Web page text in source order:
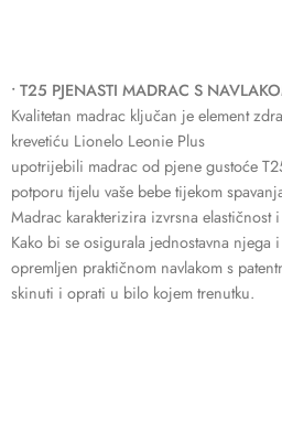
• T25 PJENASTI MADRAC S
Kvalitetan madrac ključan je element
krevetiću Lionelo Leonie Plus
upotrijebili madrac od pjene gustoće
potporu tijelu vaše bebe tijekom
Madrac karakterizira izvrsna elastičnost
Kako bi se osigurala jednostavna
opremljen praktičnom navlakom s
skinuti i oprati u bilo kojem trenutku.